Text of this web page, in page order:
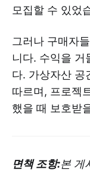
모집할 수 있었
그러나 구매자
니다. 수익을 거
다. 가상자산 공
따르며, 프로젝
했을 때 보호받
면책 조항:본 게